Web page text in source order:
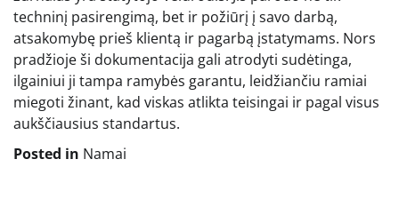
techninį pasirengimą, bet ir požiūrį į savo darbą,
atsakomybę prieš klientą ir pagarbą įstatymams. Nors
pradžioje ši dokumentacija gali atrodyti sudėtinga,
ilgainiui ji tampa ramybės garantu, leidžiančiu ramiai
miegoti žinant, kad viskas atlikta teisingai ir pagal visus
aukščiausius standartus.
Posted in Namai